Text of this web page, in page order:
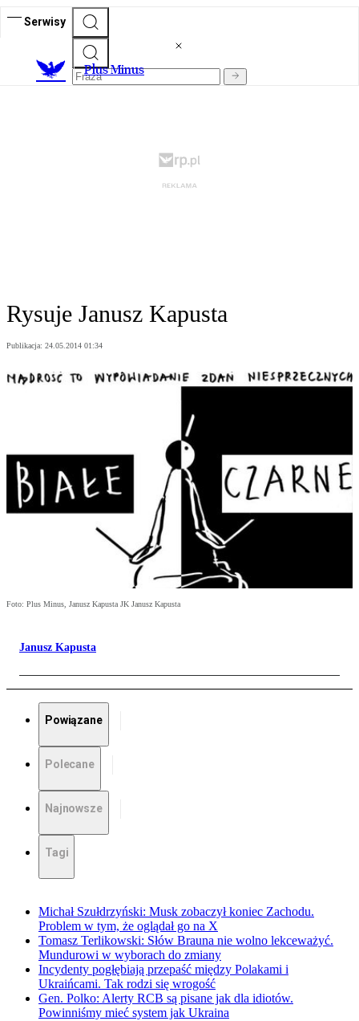
Serwisy
Plus Minus
Rysuje Janusz Kapusta
Publikacja: 24.05.2014 01:34
Foto: Plus Minus, Janusz Kapusta JK Janusz Kapusta
Janusz Kapusta
Powiązane
Polecane
Najnowsze
Tagi
Michał Szułdrzyński: Musk zobaczył koniec Zachodu.
Problem w tym, że oglądał go na X
Tomasz Terlikowski: Słów Brauna nie wolno lekceważyć.
Mundurowi w wyborach do zmiany
Incydenty pogłębiają przepaść między Polakami i
Ukraińcami. Tak rodzi się wrogość
Gen. Polko: Alerty RCB są pisane jak dla idiotów.
Powinniśmy mieć system jak Ukraina